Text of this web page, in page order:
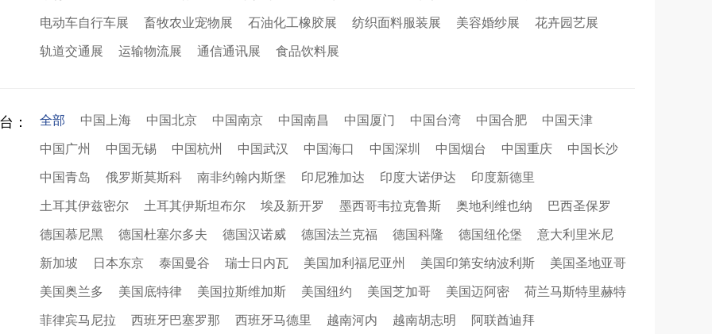
电动车自行车展 畜牧农业宠物展 石油化工橡胶展 纺织面料服装展 美容婚纱展 花卉园艺展
轨道交通展 运输物流展 通信通讯展 食品饮料展
： 全部 中国上海 中国北京 中国南京 中国南昌 中国厦门 中国台湾 中国合肥 中国天津
中国广州 中国无锡 中国杭州 中国武汉 中国海口 中国深圳 中国烟台 中国重庆 中国长沙
中国青岛 俄罗斯莫斯科 南非约翰内斯堡 印尼雅加达 印度大诺伊达 印度新德里
土耳其伊兹密尔 土耳其伊斯坦布尔 埃及新开罗 墨西哥韦拉克鲁斯 奥地利维也纳 巴西圣保罗
德国慕尼黑 德国杜塞尔多夫 德国汉诺威 德国法兰克福 德国科隆 德国纽伦堡 意大利里米尼
新加坡 日本东京 泰国曼谷 瑞士日内瓦 美国加利福尼亚州 美国印第安纳波利斯 美国圣地亚哥
美国奥兰多 美国底特律 美国拉斯维加斯 美国纽约 美国芝加哥 美国迈阿密 荷兰马斯特里赫特
菲律宾马尼拉 西班牙巴塞罗那 西班牙马德里 越南河内 越南胡志明 阿联酋迪拜